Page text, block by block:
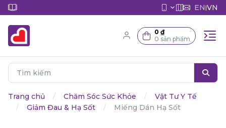
EN|VN
0 ₫
0 sản phẩm
Trang chủ Chăm Sóc Sức Khỏe
Vật Tư Y Tế
Giảm Đau & Hạ Sốt
Miếng Dán Hạ Sốt